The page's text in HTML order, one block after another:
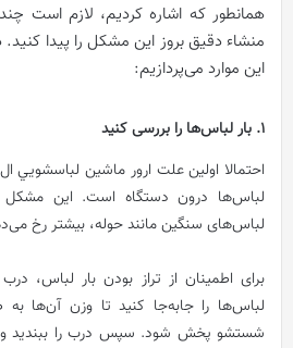
همانطور که اشاره کردیم، لازم است
منشاء دقیق بروز این مشکل را پیدا
این موارد می‌پردازیم:
1. بار لباس‌ها را بررسی کنید
لباس‌ها درون دستگاه است. این
لباس‌های سنگین مانند حوله، بیشتر رخ
برای اطمینان از تراز بودن بار لباس،
لباس‌ها را جابه‌جا کنید تا وزن آن‌ها
شستشو پخش شود. سپس درب را ببندید و